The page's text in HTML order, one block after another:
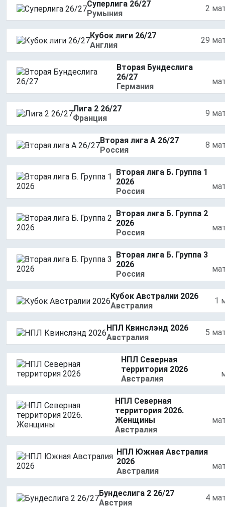
Суперлига 26/27
Румыния
2
Кубок лиги 26/27
Англия
29
Вторая Бундеслига
26/27
Германия
Лига 2 26/27
Франция
9
Вторая лига А 26/27
Россия
8
Вторая лига Б. Группа 1
2026
Россия
Вторая лига Б. Группа 2
2026
Россия
Вторая лига Б. Группа 3
2026
Россия
Кубок Австралии 2026
Австралия
1
НПЛ Квинслэнд 2026
Австралия
5
НПЛ Северная
территория 2026
Австралия
НПЛ Северная
территория 2026.
Женщины
Австралия
НПЛ Южная Австралия
2026
Австралия
Бундеслига 2 26/27
Австрия
4